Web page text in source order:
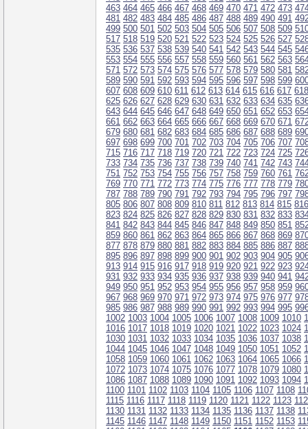
463 464 465 466 467 468 469 470 471 472 473
481 482 483 484 485 486 487 488 489 490 491
499 500 501 502 503 504 505 506 507 508 509
517 518 519 520 521 522 523 524 525 526 527
535 536 537 538 539 540 541 542 543 544 545
553 554 555 556 557 558 559 560 561 562 563
571 572 573 574 575 576 577 578 579 580 581
589 590 591 592 593 594 595 596 597 598 599
607 608 609 610 611 612 613 614 615 616 617 618
625 626 627 628 629 630 631 632 633 634 635
643 644 645 646 647 648 649 650 651 652 653
661 662 663 664 665 666 667 668 669 670 671
679 680 681 682 683 684 685 686 687 688 689
697 698 699 700 701 702 703 704 705 706 707
715 716 717 718 719 720 721 722 723 724 725
733 734 735 736 737 738 739 740 741 742 743
751 752 753 754 755 756 757 758 759 760 761
769 770 771 772 773 774 775 776 777 778 779
787 788 789 790 791 792 793 794 795 796 797
805 806 807 808 809 810 811 812 813 814 815 816
823 824 825 826 827 828 829 830 831 832 833
841 842 843 844 845 846 847 848 849 850 851
859 860 861 862 863 864 865 866 867 868 869
877 878 879 880 881 882 883 884 885 886 887
895 896 897 898 899 900 901 902 903 904 905
913 914 915 916 917 918 919 920 921 922 923
931 932 933 934 935 936 937 938 939 940 941
949 950 951 952 953 954 955 956 957 958 959
967 968 969 970 971 972 973 974 975 976 977
985 986 987 988 989 990 991 992 993 994 995
1002 1003 1004 1005 1006 1007 1008 1009 1010
1016 1017 1018 1019 1020 1021 1022 1023 1024
1030 1031 1032 1033 1034 1035 1036 1037 1038
1044 1045 1046 1047 1048 1049 1050 1051 1052
1058 1059 1060 1061 1062 1063 1064 1065 1066
1072 1073 1074 1075 1076 1077 1078 1079 1080
1086 1087 1088 1089 1090 1091 1092 1093 1094
1100 1101 1102 1103 1104 1105 1106 1107 1108
1115 1116 1117 1118 1119 1120 1121 1122 1123
1130 1131 1132 1133 1134 1135 1136 1137 1138
1145 1146 1147 1148 1149 1150 1151 1152 1153